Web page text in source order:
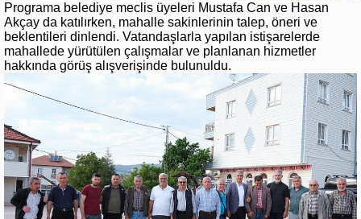
Programa belediye meclis üyeleri Mustafa Can ve Hasan
Akçay da katılırken, mahalle sakinlerinin talep, öneri ve
beklentileri dinlendi. Vatandaşlarla yapılan istişarelerde
mahallede yürütülen çalışmalar ve planlanan hizmetler
hakkında görüş alışverişinde bulunuldu.